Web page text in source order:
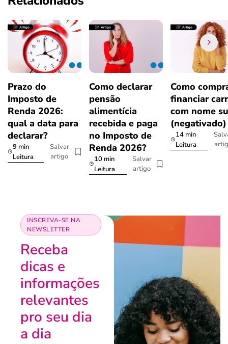
Prazo do
Imposto de
Renda 2026:
qual a data para
declarar?
9 min
Leitura
Salvar
artigo
Como declarar
pensão
alimentícia
recebida e paga
no Imposto de
Renda 2026?
10 min
Leitura
Salvar
artigo
Como
financiar
com nome
(negativado)
14 min
Leitura
INSCREVA-SE NA
NEWSLETTER
Receba
dicas e
informações
relevantes
pro seu dia
a dia